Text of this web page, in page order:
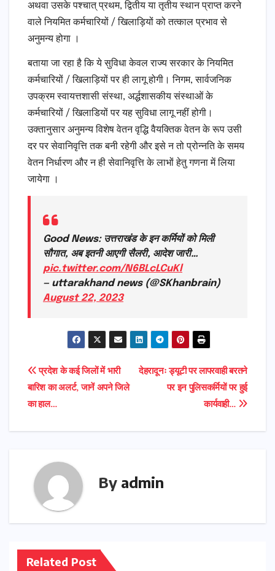
अथवा उसके पश्चात् प्रथम, द्वितीय या तृतीय स्थान प्राप्त करने
वाले नियमित कर्मचारियों / खिलाड़ियों को तत्काल प्रभाव से
अनुमन्य होगा ।
बताया जा रहा है कि ये सुविधा केवल राज्य सरकार के नियमित
कर्मचारियों / खिलाड़ियों पर ही लागू होगी। निगम, सार्वजनिक
उपक्रम स्वायत्तशासी संस्था, अर्द्धशासकीय संस्थाओं के
कर्मचारियों / खिलाडियों पर यह सुविधा लागू नहीं होगी।
उक्तानुसार अनुमन्य विशेष वेतन वृद्धि वैयक्तिक वेतन के रूप उसी
दर पर सेवानिवृत्ति तक बनी रहेगी और इसे न तो प्रोन्नति के समय
वेतन निर्धारण और न ही सेवानिवृत्ति के लाभों हेतु गणना में लिया
जायेगा ।
Good News: उत्तराखंड के इन कर्मियों को मिली
सौगात, अब इतनी आएगी सैलरी, आदेश जारी…
pic.twitter.com/N6BLcLCuKl
— uttarakhand news (@SKhanbrain)
August 22, 2023
Post
navigation
देहरादूनः ड्यूटी पर लापरवाही बरतने
पर इन पुलिसकर्मियों पर हुई
कार्यवाही…
प्रदेश के कई जिलों में भारी
बारिश का अलर्ट, जानें अपने जिले
का हाल…
By admin
Related Post